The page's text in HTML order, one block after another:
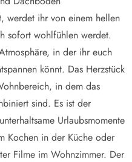
werdet ihr von einem hellen
sofort wohlfühlen werdet.
in der ihr euch
könnt. Das Herzstück
in dem das
sind. Es ist der
Urlaubsmomente
Kochen in der Küche oder
Filme im Wohnzimmer. Der